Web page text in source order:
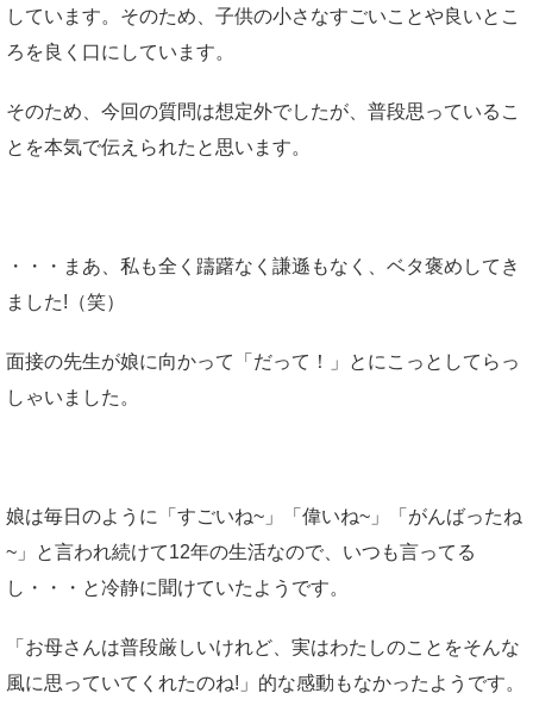
しています。そのため、子供の小さなすごいことや良いとこ
ろを良く口にしています。
そのため、今回の質問は想定外でしたが、普段思っているこ
とを本気で伝えられたと思います。
・・・まあ、私も全く躊躇なく謙遜もなく、ベタ褒めしてき
ました!（笑）
面接の先生が娘に向かって「だって！」とにこっとしてらっ
しゃいました。
娘は毎日のように「すごいね~」「偉いね~」「がんばったね
~」と言われ続けて12年の生活なので、いつも言ってる
し・・・と冷静に聞けていたようです。
「お母さんは普段厳しいけれど、実はわたしのことをそんな
風に思っていてくれたのね!」的な感動もなかったようです。